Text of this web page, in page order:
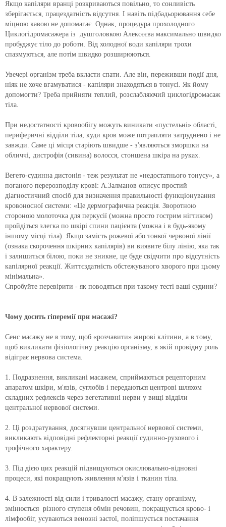
Якщо капіляри вранці розкриваються повільно, то сонливість
зберігається, працездатність відсутня. І навіть підбадьорювання себе
міцною кавою не допомагає. Однак, процедура прохолодного
Циклогідромасажера із душголовкою Алексєєва максимально швидко
пробуджує тіло до роботи. Від холодної води капіляри трохи
спазмуються, але потім швидко розширюються.
Увечері організм треба вкласти спати. Але він, переживши події дня,
ніяк не хоче вгамуватися - капіляри знаходяться в тонусі. Як йому
допомогти? Треба прийняти теплий, розслабляючий циклогідромасаж
тіла.
При недостатності кровообігу можуть виникати «пустельні» області,
периферичні відділи тіла, куди кров може потрапляти затруднено і не
завжди. Саме ці місця старіють швидше - з'являються зморшки на
обличчі, дистрофія (сивина) волосся, стоншена шкіра на руках.
Вегето-судинна дистонія - теж результат не «недостатнього тонусу», а
поганого перерозподілу крові: А.Залманов описує простий
діагностичний спосіб для визначення правильності функціонування
кровоносної системи: «Це дермографична реакція. Зворотною
стороною молоточка для перкусії (можна просто гострим нігтиком)
пройдіться злегка по шкірі спини пацієнта (можна і в будь-якому
іншому місці тіла). Якщо замість рожевої або тонкої червоної лінії
(ознака скорочення шкірних капілярів) ви виявите білу лінію, яка так
і залишиться білою, поки не зникне, це буде свідчити про відсутність
капілярної реакції. Життєздатність обстежуваного хворого при цьому
мінімальна».
Спробуйте перевірити - як поводяться при такому тесті ваші судини?
Чому досить гіперемії при масажі?
Сенс масажу не в тому, щоб «розчавити» жирові клітини, а в тому,
щоб викликати фізіологічну реакцію організму, в якій провідну роль
відіграє нервова система.
1. Подразнення, викликані масажем, сприймаються рецепторним
апаратом шкіри, м'язів, суглобів і передаються центрові шляхом
складних рефлексів через вегетативні нерви у вищі відділи
центральної нервової системи.
2. Ці роздратування, досягнувши центральної нервової системи,
викликають відповідні рефлекторні реакції судинно-рухового і
трофічного характеру.
3. Під дією цих реакцій підвищуються окислювально-відновні
процеси, які покращують живлення м'язів і тканин тіла.
4. В залежності від сили і тривалості масажу, стану організму,
змінюється різного ступеня обмін речовин, покращується крово- і
лімфообіг, усуваються венозні застої, поліпшується постачання